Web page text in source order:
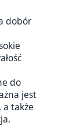
dobór
do
jest
także